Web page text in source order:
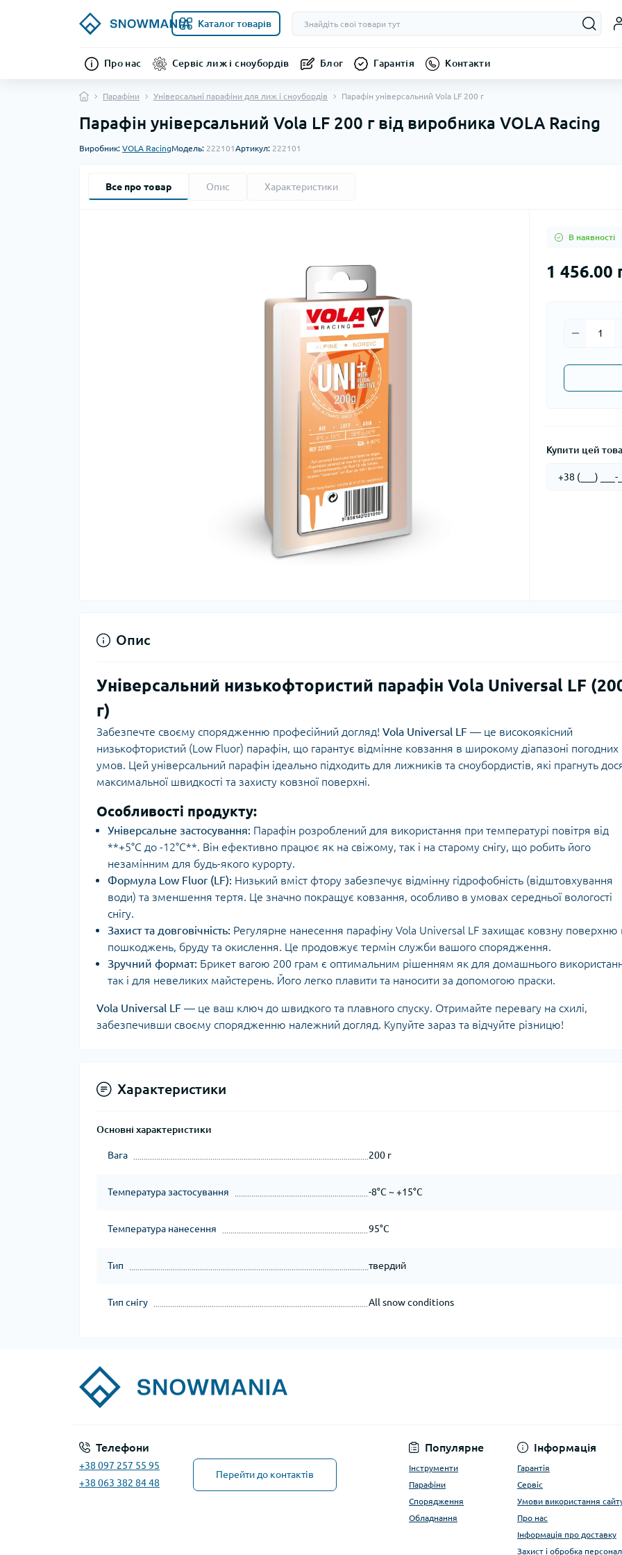
Каталог товарів
Про нас Сервіс лиж і сноубордів Блог Гарантія Контакти
Парафіни Універсальні парафіни для лиж і сноубордів Парафін універсальний Vola LF 200 г
Парафін універсальний Vola LF 200 г від виробника VOLA Racing
Виробник: VOLA RacingМодель: 222101Артикул: 222101
Все про товар Опис Характеристики
В наявності
1 456.00
Купити цей
Опис
Універсальний низькофтористий парафін Vola Universal LF
г)
Забезпечте своєму спорядженню професійний догляд! Vola Universal LF — це високоякісний
низькофтористий (Low Fluor) парафін, що гарантує відмінне ковзання в широкому діапазоні погодних
умов. Цей універсальний парафін ідеально підходить для лижників та сноубордистів, які прагнуть
максимальної швидкості та захисту ковзної поверхні.
Особливості продукту:
Універсальне застосування: Парафін розроблений для використання при температурі повітря від
**+5°C до -12°C**. Він ефективно працює як на свіжому, так і на старому снігу, що робить його
незамінним для будь-якого курорту.
Формула Low Fluor (LF): Низький вміст фтору забезпечує відмінну гідрофобність (відштовхування
води) та зменшення тертя. Це значно покращує ковзання, особливо в умовах середньої вологості
снігу.
Захист та довговічність: Регулярне нанесення парафіну Vola Universal LF захищає ковзну поверхню
пошкоджень, бруду та окислення. Це продовжує термін служби вашого спорядження.
Зручний формат: Брикет вагою 200 грам є оптимальним рішенням як для домашнього
так і для невеликих майстерень. Його легко плавити та наносити за допомогою праски.
Vola Universal LF — це ваш ключ до швидкого та плавного спуску. Отримайте перевагу на схилі,
забезпечивши своєму спорядженню належний догляд. Купуйте зараз та відчуйте різницю!
Характеристики
Основні характеристики
Вага 200 г
Температура застосування -8°C ~ +15°C
Температура нанесення 95°C
Тип твердий
Тип снігу All snow conditions
Телефони
+38 097 257 55 95
+38 063 382 84 48
Перейти до контактів
Популярне
Інструменти
Парафіни
Спорядження
Обладнання
Інформація
Гарантія
Сервіс
Умови використання
Про нас
Інформація про доставку
Захист і обробка